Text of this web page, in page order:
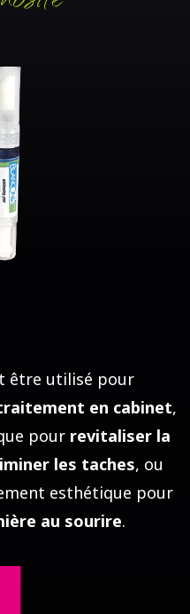
être utilisé pour
en cabinet,
pour revitaliser la
les taches, ou
esthétique pour
au sourire.